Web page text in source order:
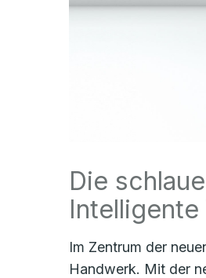
Die
Im Zentrum der
Handwerk. Mit der